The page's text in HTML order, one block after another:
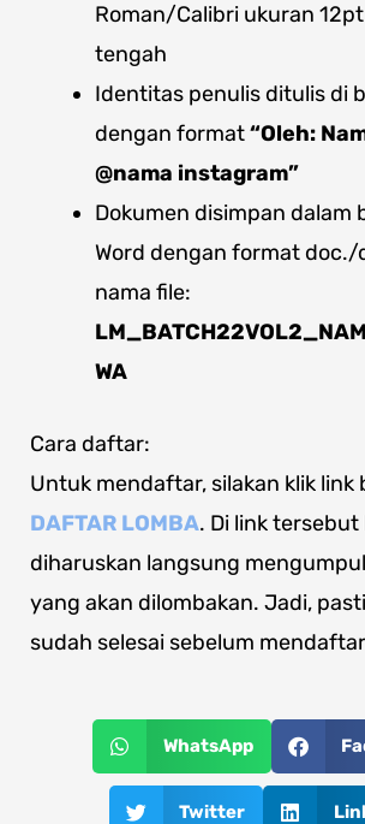
Roman/Calibri ukuran
tengah
Identitas penulis ditulis di
dengan format“Oleh:
@nama instagram”
Dokumen disimpan dalam
Word dengan format
nama file:
WA
Cara daftar:
Untuk mendaftar, silakan klik link
DAFTAR LOMBA. Di link tersebut
diharuskan langsung
yang akan dilombakan. Jadi,
sudah selesai sebelum
WhatsApp
Twitter